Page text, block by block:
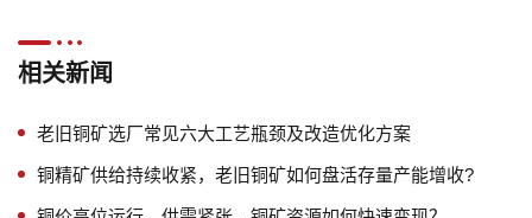
相关新闻
老旧铜矿选厂常见六大工艺瓶颈及改造优化方案
铜精矿供给持续收紧，老旧铜矿如何盘活存量产能增收?